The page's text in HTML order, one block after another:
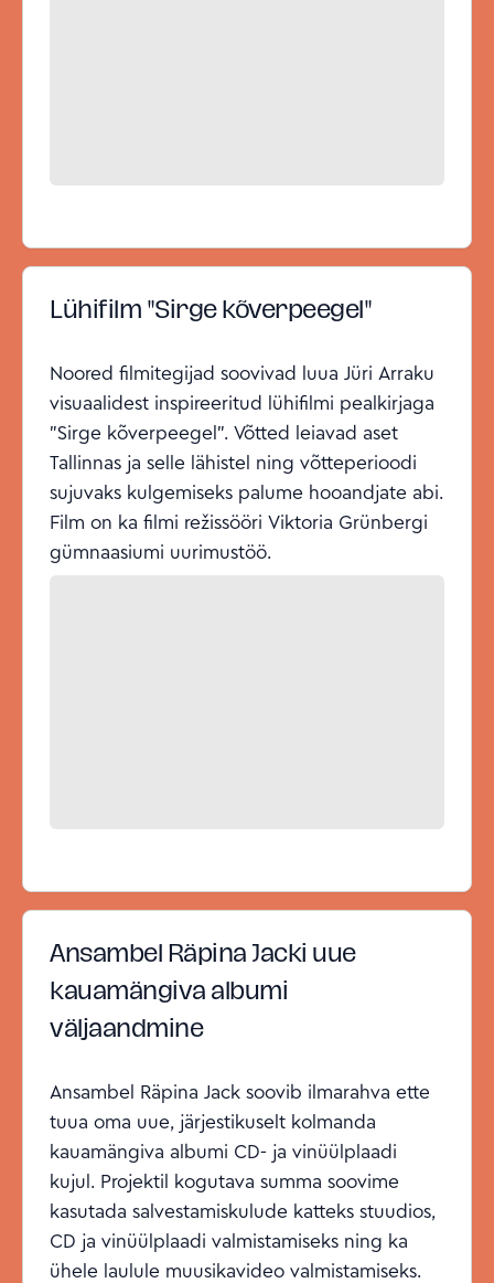
Lühifilm "Sirge kõverpeegel"
Noored filmitegijad soovivad luua Jüri Arraku
visuaalidest inspireeritud lühifilmi pealkirjaga
"Sirge kõverpeegel". Võtted leiavad aset
Tallinnas ja selle lähistel ning võtteperioodi
sujuvaks kulgemiseks palume hooandjate abi.
Film on ka filmi režissööri Viktoria Grünbergi
gümnaasiumi uurimustöö.
Ansambel Räpina Jacki uue
kauamängiva albumi
väljaandmine
Ansambel Räpina Jack soovib ilmarahva ette
tuua oma uue, järjestikuselt kolmanda
kauamängiva albumi CD- ja vinüülplaadi
kujul. Projektil kogutava summa soovime
kasutada salvestamiskulude katteks stuudios,
CD ja vinüülplaadi valmistamiseks ning ka
ühele laulule muusikavideo valmistamiseks.